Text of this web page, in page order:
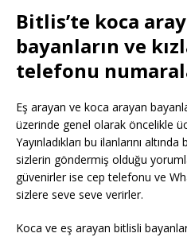
Bitlis’te koca
bayanların ve
telefonu
Eş arayan ve koca arayan
üzerinde genel olarak öncelikle
Yayınladıkları bu ilanlarını
sizlerin göndermiş olduğu
güvenirler ise cep telefonu ve
sizlere seve seve verirler.
Koca ve eş arayan bitlisli